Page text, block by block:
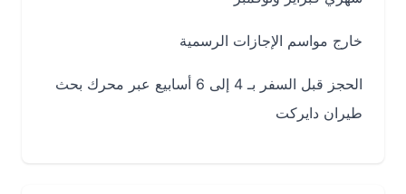
خارج مواسم الإجازات الرسمية
الحجز قبل السفر بـ 4 إلى 6 أسابيع عبر محرك بحث
طيران دايركت